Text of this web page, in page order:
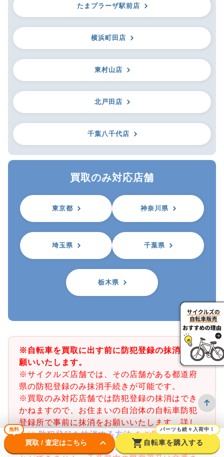
たまプラーザ駅前店
横浜町田店
東村山店
北戸田店
千葉八千代店
買取のみ対応店舗
東京都 神奈川県
埼玉県 千葉県
栃木県
※自転車を買取に出す前に防犯登録の抹消をお
願いいたします。
※サイクルズ店舗では、その店舗がある都道府
県の防犯登録のみ抹消手続きが可能です。
※買取のみ対応店舗では防犯登録の抹消はでき
かねますので、お住まいの自治体の自転車防犯
登録所で事前に抹消をお願いいたします。詳し
くは防犯登録を抹消する方法をご覧ください。
※千葉県の防犯登録抹消手続きは店舗で行うこ
無料
買取 / 査定はこちら keyboard_arrow_down shopping_cart
パーツも続々入荷中！
自転車を購入する